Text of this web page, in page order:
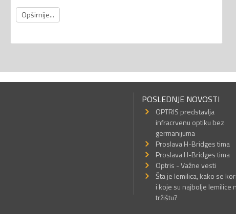
Opširnije...
POSLEDNJE NOVOSTI
OPTRIS predstavlja
infracrvenu optiku bez
germanijuma
Proslava H-Bridges tima
Proslava H-Bridges tima
Optris - Važne vesti
Šta je lemilica, kako se
i koje su najbolje lemilice
tržištu?